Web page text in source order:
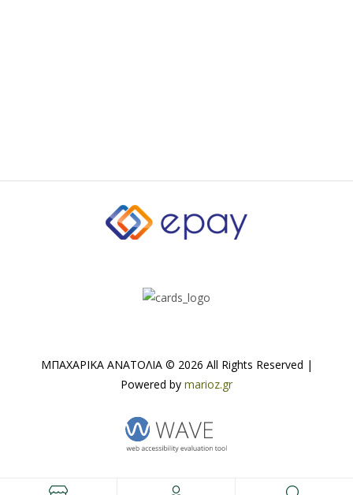
ΜΠΑΧΑΡΙΚΑ ΑΝΑΤΟΛΙΑ © 2026 All Rights Reserved |
Powered by marioz.gr